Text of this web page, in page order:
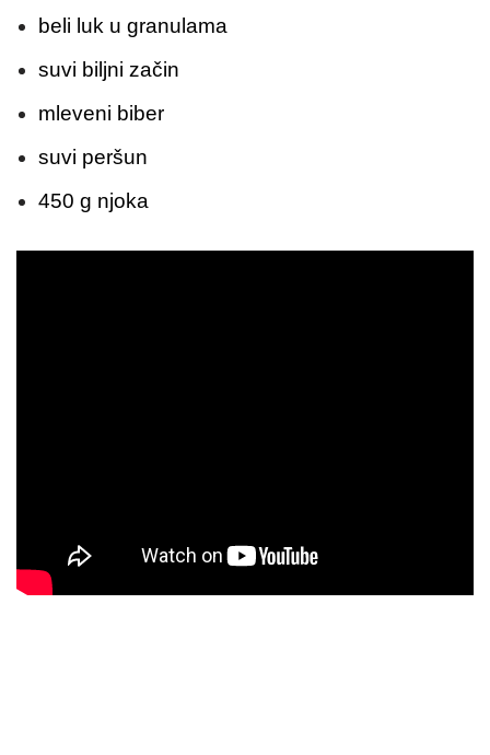
beli luk u granulama
suvi biljni začin
mleveni biber
suvi peršun
450 g njoka